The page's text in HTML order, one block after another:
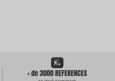
+ de 3000 REFERENCES